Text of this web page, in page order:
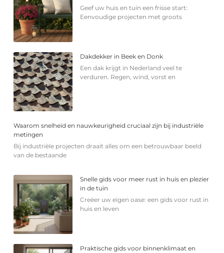
Geef uw huis en tuin een frisse start:
Eenvoudige projecten met groots
Dakdekker in Beek en Donk
Een dak krijgt in Nederland veel te
verduren. Regen, wind, vorst en
Waarom snelheid en nauwkeurigheid cruciaal zijn bij industriële
metingen
Bij industriële projecten draait alles om een betrouwbaar beeld
van de bestaande
Snelle gids voor meer rust in huis en plezier
in de tuin
Creëer uw eigen oase: een gids voor rust in
huis en leven
Praktische gids voor binnenklimaat en